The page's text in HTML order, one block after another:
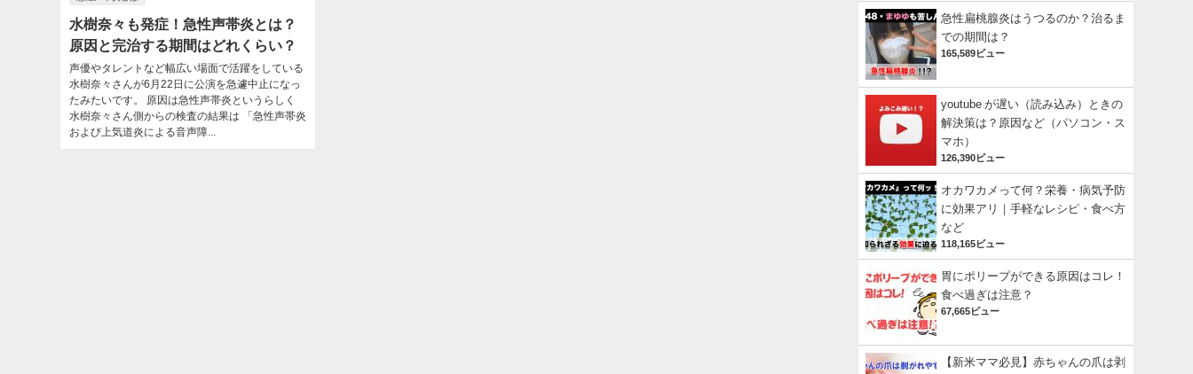
水樹奈々も発症！急性声帯炎とは？
原因と完治する期間はどれくらい？
声優やタレントなど幅広い場面で活躍をしている
水樹奈々さんが6月22日に公演を急遽中止になっ
たみたいです。 原因は急性声帯炎というらしく
水樹奈々さん側からの検査の結果は 「急性声帯炎
および上気道炎による音声障...
急性扁桃腺炎はうつるのか？治るま
での期間は？
165,589ビュー
youtube が遅い（読み込み）ときの
解決策は？原因など（パソコン・ス
マホ）
126,390ビュー
オカワカメって何？栄養・病気予防
に効果アリ｜手軽なレシピ・食べ方
など
118,165ビュー
胃にポリープができる原因はコレ！
食べ過ぎは注意？
67,665ビュー
【新米ママ必見】赤ちゃんの爪は剥